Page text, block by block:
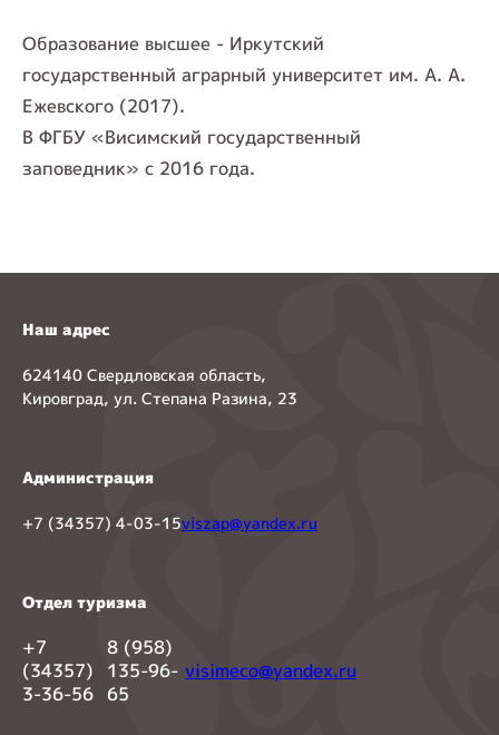
Образование высшее - Иркутский
государственный аграрный университет им. А. А.
Ежевского (2017).
В ФГБУ «Висимский государственный
заповедник» с 2016 года.
Наш адрес
624140 Свердловская область,
Кировград, ул. Степана Разина, 23
Администрация
+7 (34357) 4-03-15viszap@yandex.ru
Отдел туризма
+7
(34357)
3-36-56
8 (958)
135-96-
65
visimeco@yandex.ru